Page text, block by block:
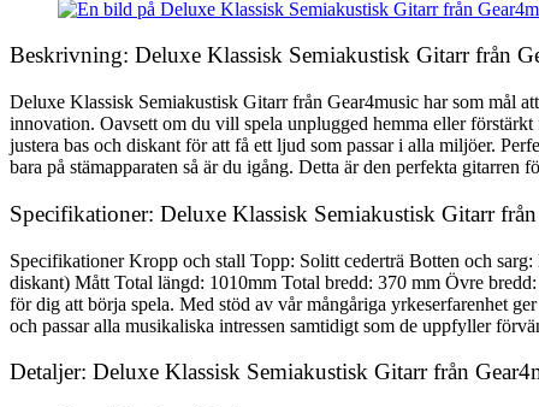
Beskrivning: Deluxe Klassisk Semiakustisk Gitarr från
Deluxe Klassisk Semiakustisk Gitarr från Gear4music har som mål
innovation. Oavsett om du vill spela unplugged hemma eller
justera bas och diskant för att få ett ljud som passar i alla miljöer.
bara på stämapparaten så är du igång. Detta är den perfekta
Specifikationer: Deluxe Klassisk Semiakustisk Gitarr
Specifikationer Kropp och stall Topp: Solitt cederträ Botten och
diskant) Mått Total längd: 1010mm Total bredd: 370 mm Övre
för dig att börja spela. Med stöd av vår mångåriga yrkeserfarenhet
och passar alla musikaliska intressen samtidigt som de uppfyller
Detaljer: Deluxe Klassisk Semiakustisk Gitarr från